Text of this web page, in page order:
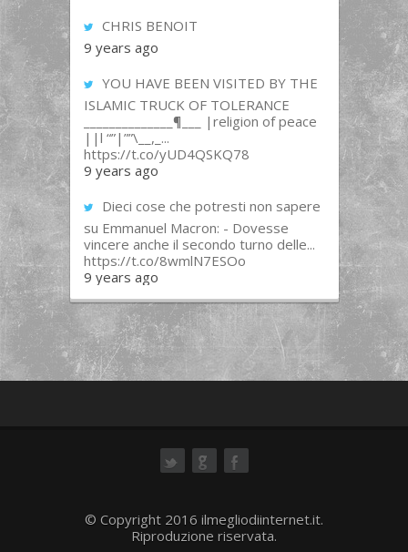
CHRIS BENOIT
9 years ago
YOU HAVE BEEN VISITED BY THE
ISLAMIC TRUCK OF TOLERANCE
______________¶___ |religion of peace
||l “”|””\__,_...
https://t.co/yUD4QSKQ78
9 years ago
Dieci cose che potresti non sapere
su Emmanuel Macron: - Dovesse
vincere anche il secondo turno delle...
https://t.co/8wmlN7ESOo
9 years ago
© Copyright 2016 ilmegliodiinternet.it.
Riproduzione riservata.